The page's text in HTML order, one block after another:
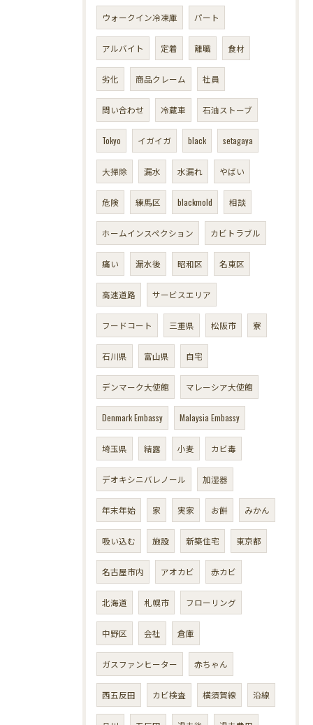
ウォークイン冷凍庫 パート
アルバイト 定着 離職 食材
劣化 商品クレーム 社員
問い合わせ 冷蔵車 石油ストーブ
Tokyo イガイガ black setagaya
大掃除 漏水 水漏れ やばい
危険 練馬区 blackmold 相談
ホームインスペクション カビトラブル
痛い 漏水後 昭和区 名東区
高速道路 サービスエリア
フードコート 三重県 松阪市 寮
石川県 富山県 自宅
デンマーク大使館 マレーシア大使館
Denmark Embassy Malaysia Embassy
埼玉県 結露 小麦 カビ毒
デオキシニバレノール 加湿器
年末年始 家 実家 お餅 みかん
吸い込む 施設 新築住宅 東京都
名古屋市内 アオカビ 赤カビ
北海道 札幌市 フローリング
中野区 会社 倉庫
ガスファンヒーター 赤ちゃん
西五反田 カビ検査 横須賀線 沿線